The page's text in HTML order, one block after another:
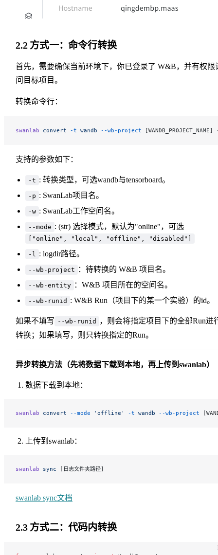
2.2 方式一：命令行转换
首先，需要确保当前环境下，你已登录了 W&B，并有权限
问目标项目。
转换命令行：
swanlab convert -t wandb --wb-project
支持的参数如下：
-t : 转换类型，可选wandb与tensorboard。
-p : SwanLab项目名。
-w : SwanLab工作空间名。
--mode : (str) 选择模式，默认为"online"，可选
["online", "local", "offline", "disabled"]
-l : logdir路径。
--wb-project ：待转换的 W&B 项目名。
--wb-entity ：W&B 项目所在的空间名。
--wb-runid : W&B Run（项目下的某一个实验）的id。
如果不填写 --wb-runid
，则会将指定项目下的全部Run进
转换；如果填写，则只转换指定的Run。
异步转换方法（先将数据下载到本地，再上传到swanlab）
数据下载到本地：
swanlab convert --mode 'offline' -t wandb --wb-project
上传到swanlab：
swanlab sync [日志文件夹路径]
swanlab sync文档
2.3 方式二：代码内转换